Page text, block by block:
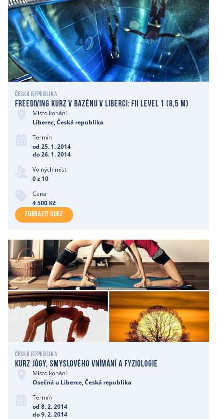
Česká republika
Freediving kurz v bazénu v Liberci: Fii level 1 (8,5 m)
Místo konání
Liberec, Česká republika
Termín
od 25. 1. 2014
do 26. 1. 2014
Volných míst
0 z 10
Cena
4 500 Kč
ZOBRAZIT KURZ
Česká republika
Kurz jógy, smyslového vnímání a fyziologie
Místo konání
Osečná u Liberce, Česká republika
Termín
od 8. 2. 2014
do 9. 2. 2014